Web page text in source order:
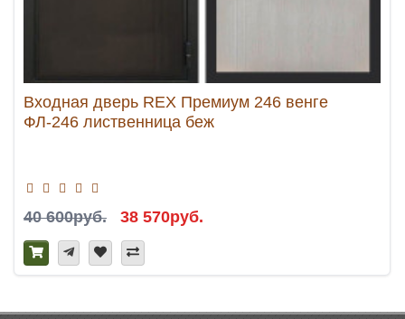
Входная дверь REX Премиум 246 венге
ФЛ-246 лиственница беж
40 600руб. 38 570руб.